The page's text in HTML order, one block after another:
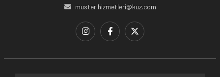
musterihizmetleri@kuz.com